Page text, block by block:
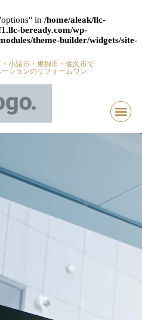
in /home/aleak/llc-
beready.com/wp-
theme-builder/widgets/site-
小諸市・東御市・佐久市で
ションのリフォームワン